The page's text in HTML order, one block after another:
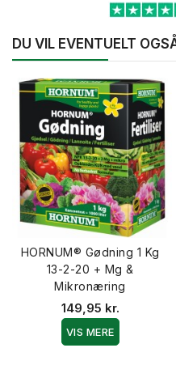
DU VIL EVENTUELT
HORNUM® Gødning 1 Kg
13-2-20 + Mg &
Mikronæring
149,95 kr.
VIS MERE